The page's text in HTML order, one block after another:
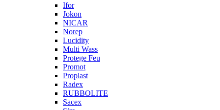
Ifor
Jokon
NICAR
Norep
Lucidity
Multi Wass
Protege Feu
Promot
Proplast
Radex
RUBBOLITE
Sacex